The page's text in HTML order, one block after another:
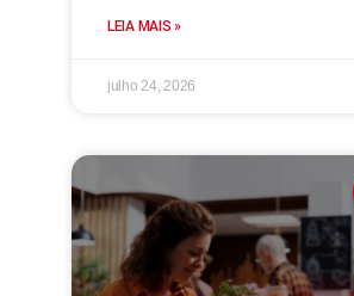
LEIA MAIS »
julho 24, 2026